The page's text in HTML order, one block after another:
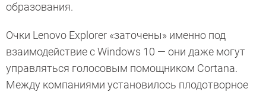
образования.
Очки Lenovo Explorer «заточены» именно под
взаимодействие с Windows 10 — они даже могут
управляться голосовым помощником Cortana.
Между компаниями установилось плодотворное